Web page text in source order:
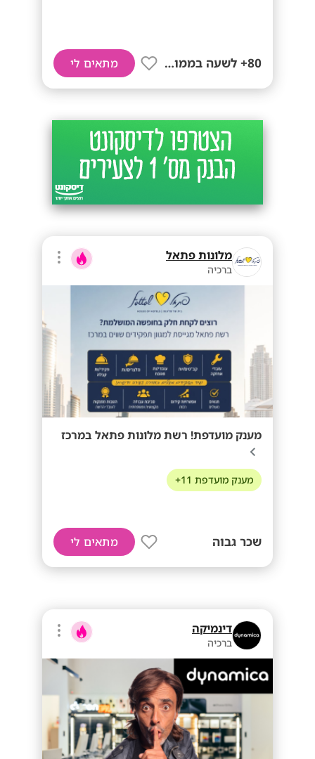
80+ לשעה בממוצע מתאים לי
מלונות פתאל
ברכיה
מענק מועדפת! רשת מלונות פתאל במרכז
מענק מועדפת 11+
שכר גבוה מתאים לי
דינמיקה
ברכיה